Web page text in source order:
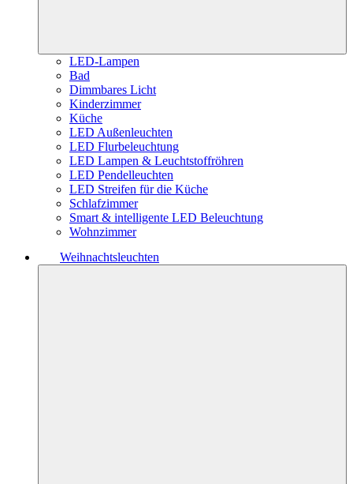
LED-Lampen
Bad
Dimmbares Licht
Kinderzimmer
Küche
LED Außenleuchten
LED Flurbeleuchtung
LED Lampen & Leuchtstoffröhren
LED Pendelleuchten
LED Streifen für die Küche
Schlafzimmer
Smart & intelligente LED Beleuchtung
Wohnzimmer
Weihnachtsleuchten